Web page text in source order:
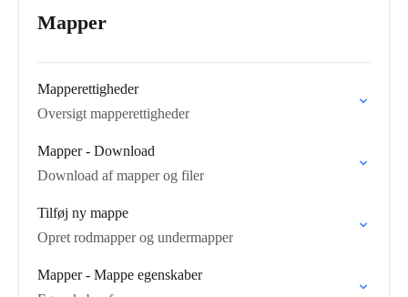
Mapper
Mapperettigheder
Oversigt mapperettigheder
Mapper - Download
Download af mapper og filer
Tilføj ny mappe
Opret rodmapper og undermapper
Mapper - Mappe egenskaber